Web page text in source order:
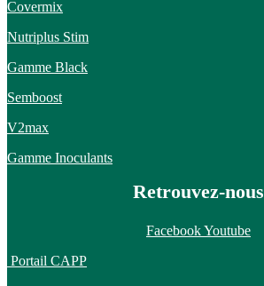
Covermix
Nutriplus Stim
Gamme Black
Semboost
V2max
Gamme Inoculants
Retrouvez-nous
FacebookYoutube
Portail CAPP